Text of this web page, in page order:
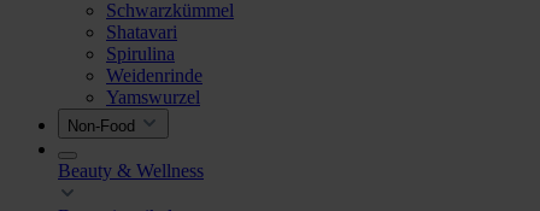
Schwarzkümmel
Shatavari
Spirulina
Weidenrinde
Yamswurzel
Non-Food
Beauty & Wellness